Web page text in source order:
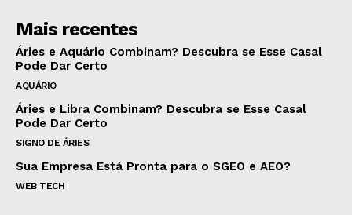
Mais recentes
Áries e Aquário Combinam? Descubra se Esse Casal
Pode Dar Certo
AQUÁRIO
Áries e Libra Combinam? Descubra se Esse Casal
Pode Dar Certo
SIGNO DE ÁRIES
Sua Empresa Está Pronta para o SGEO e AEO?
WEB TECH